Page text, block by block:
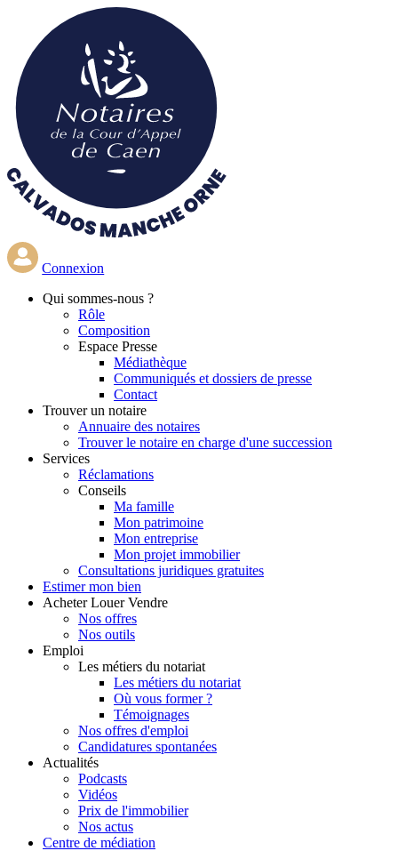
contenu
principal
Connexion
Qui sommes-nous ?
Rôle
Composition
Espace Presse
Médiathèque
Communiqués et dossiers de presse
Contact
Trouver un notaire
Annuaire des notaires
Trouver le notaire en charge d'une succession
Services
Réclamations
Conseils
Ma famille
Mon patrimoine
Mon entreprise
Mon projet immobilier
Consultations juridiques gratuites
Estimer mon bien
Acheter Louer Vendre
Nos offres
Nos outils
Emploi
Les métiers du notariat
Les métiers du notariat
Où vous former ?
Témoignages
Nos offres d'emploi
Candidatures spontanées
Actualités
Podcasts
Vidéos
Prix de l'immobilier
Nos actus
Centre de médiation